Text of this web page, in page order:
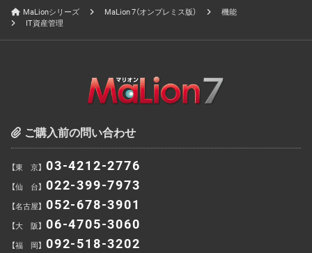
MaLionシリーズ MaLion 7（オンプレミス版）
機能
IT資産管理
ご購入前の問い合わせ
【東 京】 03-4212-2776
【仙 台】 022-399-7973
【名古屋】 052-678-3901
【大 阪】 06-4705-3060
【福 岡】 092-518-3202